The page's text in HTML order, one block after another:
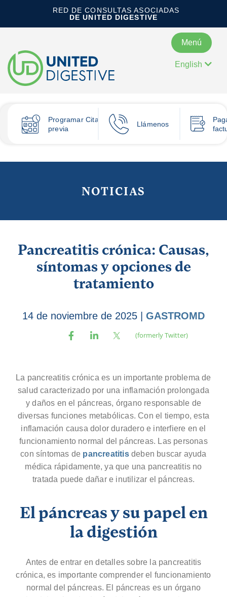
RED DE CONSULTAS ASOCIADAS
DE UNITED DIGESTIVE
Menú
English
ProgramarCita
previa
Llámenos
NOTICIAS
Pancreatitis crónica: Causas,
síntomas y opciones de
tratamiento
14 de noviembre de 2025 GASTROMD
La pancreatitis crónica es un importante problema de
salud caracterizado por una inflamación prolongada
y daños en el páncreas, órgano responsable de
diversas funciones metabólicas. Con el tiempo, esta
inflamación causa dolor duradero e interfiere en el
funcionamiento normal del páncreas. Las personas
con síntomas de pancreatitisdeben buscar ayuda
médica rápidamente, ya que una pancreatitis no
tratada puede dañar e inutilizar el páncreas.
El páncreas y su papel en
la digestión
Antes de entrar en detalles sobre la pancreatitis
crónica, es importante comprender el funcionamiento
normal del páncreas. El páncreas es un órgano